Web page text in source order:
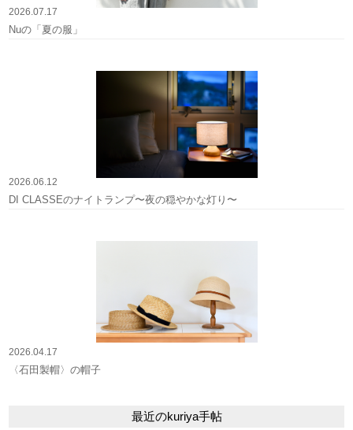
2026.07.17
Nuの「夏の服」
2026.06.12
DI CLASSEのナイトランプ〜夜の穏やかな灯り〜
2026.04.17
〈石田製帽〉の帽子
最近のkuriya手帖